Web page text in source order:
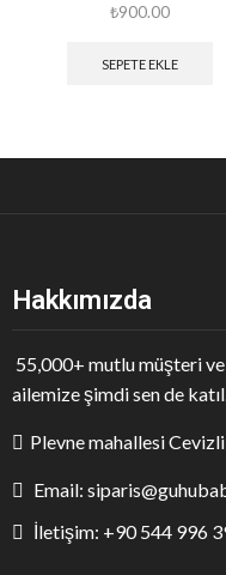
₺900.00
SEPETE EKLE
Hakkımızda
55,000+ mutlu müşteri
ailemize şimdi sen de katıl.
Plevne mahallesi
Email:
İletişim: +90 544 996